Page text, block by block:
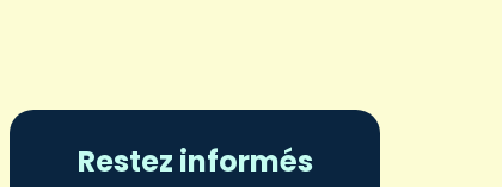
Restez informés